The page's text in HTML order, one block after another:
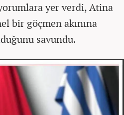
yer verdi, Atina
bir göçmen akınına
savundu.